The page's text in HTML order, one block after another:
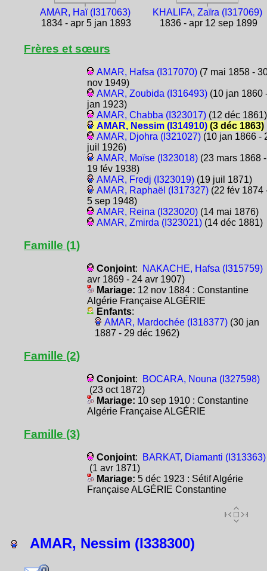
AMAR, Haï (I317063)
1834 - apr 5 jan 1893
KHALIFA, Zaïra (I317069)
1836 - apr 12 sep 1899
Frères et sœurs
AMAR, Hafsa (I317070)(7 mai 1858 -
nov 1949)
AMAR, Zoubida (I316493)(10 jan 1860
jan 1923)
AMAR, Chabba (I323017)(12 déc 1861)
AMAR, Nessim (I314910)(3 déc 1863)
AMAR, Djohra (I321027)(10 jan 1866 -
juil 1926)
AMAR, Moïse (I323018)(23 mars 1868 -
19 fév 1938)
AMAR, Fredj (I323019)(19 juil 1871)
AMAR, Raphaël (I317327)(22 fév 1874
5 sep 1948)
AMAR, Reina (I323020)(14 mai 1876)
AMAR, Zmirda (I323021)(14 déc 1881)
Famille (1)
Conjoint: NAKACHE, Hafsa (I315759)
avr 1869 - 24 avr 1907)
Mariage: 12 nov 1884 : Constantine
Algérie Française ALGÉRIE
Enfants:
AMAR, Mardochée (I318377)(30 jan
1887 - 29 déc 1962)
Famille (2)
Conjoint:
BOCARA, Nouna (I327598)
(23 oct 1872)
Mariage: 10 sep 1910 : Constantine
Algérie Française ALGÉRIE
Famille (3)
Conjoint:
BARKAT, Diamanti (I313363)
(1 avr 1871)
Mariage: 5 déc 1923 : Sétif Algérie
Française ALGÉRIE Constantine
AMAR, Nessim (I338300)